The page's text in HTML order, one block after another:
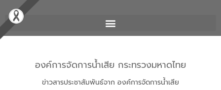
องค์การจัดการน้ำเสีย กระทรวงมหาดไทย
ข่าวสารประชาสัมพันธ์จาก องค์การจัดการน้ำเสีย